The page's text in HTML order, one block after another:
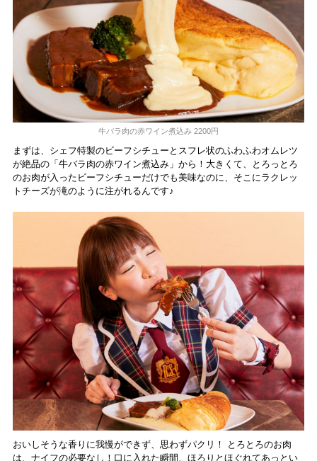
牛バラ肉の赤ワイン煮込み 2200円
まずは、シェフ特製のビーフシチューとスフレ状のふわふわオムレツ
が絶品の「牛バラ肉の赤ワイン煮込み」から！大きくて、とろっとろ
のお肉が入ったビーフシチューだけでも美味なのに、そこにラクレッ
トチーズが滝のように注がれるんです♪
おいしそうな香りに我慢ができず、思わずパクリ！ とろとろのお肉
は、ナイフの必要なし！口に入れた瞬間、ほろりとほぐれてあっとい